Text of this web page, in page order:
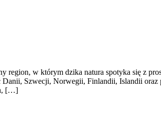
region, w którym dzika natura spotyka się z
Szwecji, Norwegii, Finlandii, Islandii
[…]